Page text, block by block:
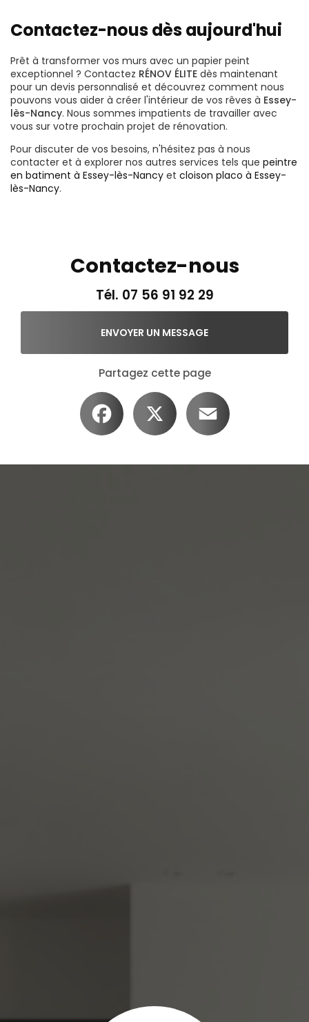
Contactez-nous dès aujourd'hui
Prêt à transformer vos murs avec un papier peint
exceptionnel ? Contactez RÉNOV ÉLITE dès maintenant
pour un devis personnalisé et découvrez comment nous
pouvons vous aider à créer l'intérieur de vos rêves à Essey-
lès-Nancy. Nous sommes impatients de travailler avec
vous sur votre prochain projet de rénovation.
Pour discuter de vos besoins, n'hésitez pas à nous
contacter et à explorer nos autres services tels que peintre
en batiment à Essey-lès-Nancy et cloison placo à Essey-
lès-Nancy.
Contactez-nous
Tél. 07 56 91 92 29
ENVOYER UN MESSAGE
Partagez cette page
Facebook